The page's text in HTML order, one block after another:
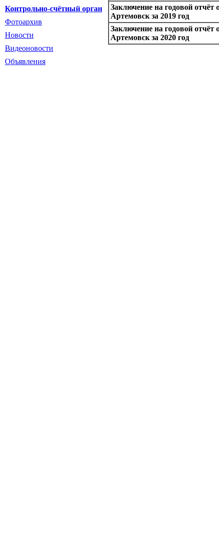
Контрольно-счётный орган
Фотоархив
Новости
Видеоновости
Объявления
Заключение на годовой
Артемовск за 2019 год
Заключение на годовой
Артемовск за 2020 год